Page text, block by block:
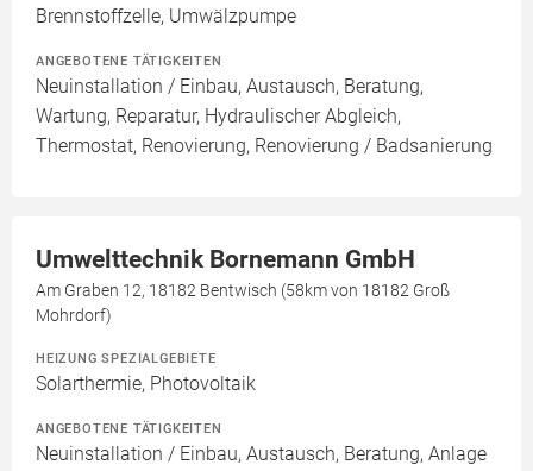
Brennstoffzelle, Umwälzpumpe
ANGEBOTENE TÄTIGKEITEN
Neuinstallation / Einbau, Austausch, Beratung,
Wartung, Reparatur, Hydraulischer Abgleich,
Thermostat, Renovierung, Renovierung / Badsanierung
Umwelttechnik Bornemann GmbH
Am Graben 12, 18182 Bentwisch (58km von 18182 Groß
Mohrdorf)
HEIZUNG SPEZIALGEBIETE
Solarthermie, Photovoltaik
ANGEBOTENE TÄTIGKEITEN
Neuinstallation / Einbau, Austausch, Beratung, Anlage